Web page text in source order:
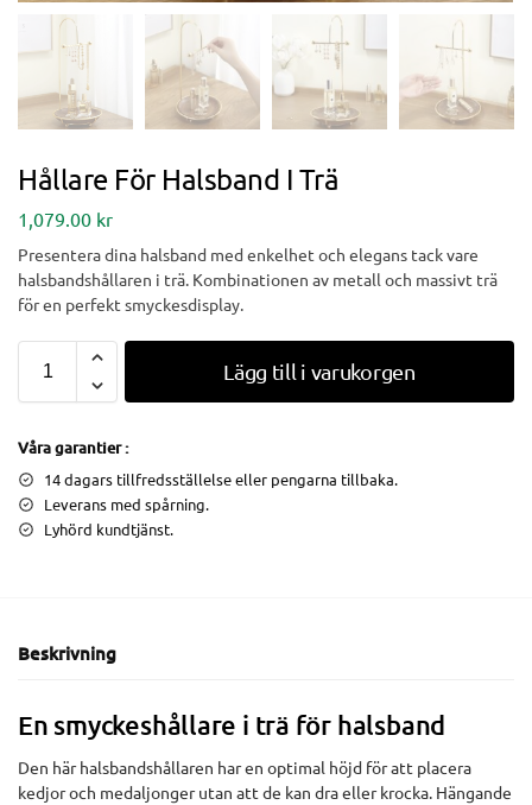
Hållare För Halsband I Trä
1,079.00 kr
Presentera dina halsband med enkelhet och elegans tack vare
halsbandshållaren i trä. Kombinationen av metall och massivt trä
för en perfekt smyckesdisplay.
Lägg till i varukorgen
Våra garantier :
14 dagars tillfredsställelse eller pengarna tillbaka.
Leverans med spårning.
Lyhörd kundtjänst.
Beskrivning
En smyckeshållare i trä för halsband
Den här halsbandshållaren har en optimal höjd för att placera
kedjor och medaljonger utan att de kan dra eller krocka. Hängande